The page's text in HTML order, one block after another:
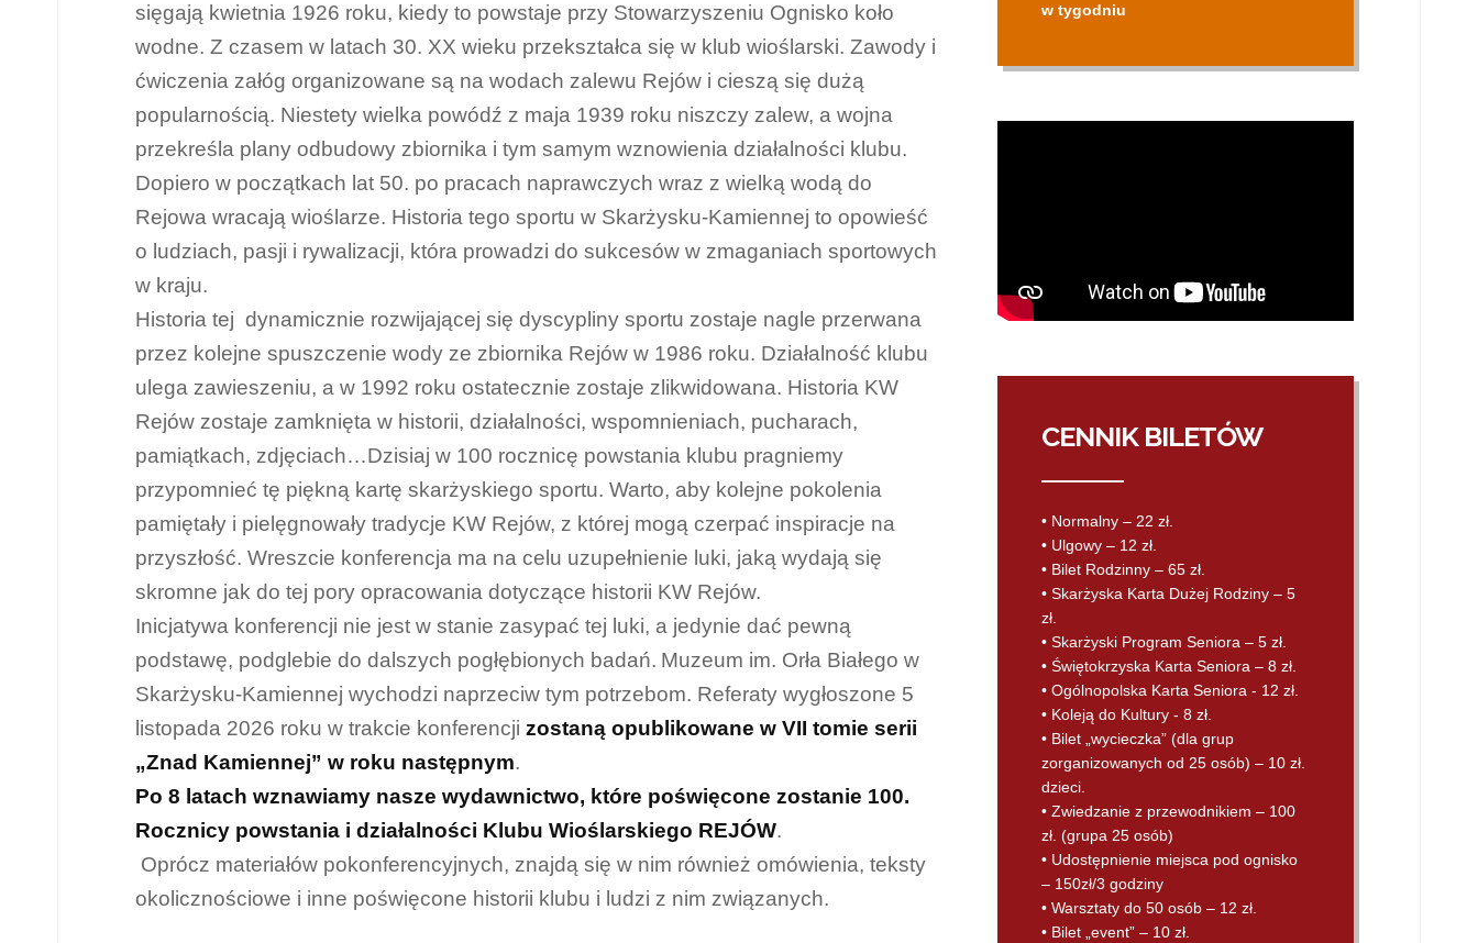
sięgają kwietnia 1926 roku, kiedy to powstaje przy Stowarzyszeniu Ognisko koło
wodne. Z czasem w latach 30. XX wieku przekształca się w klub wioślarski. Zawody i
ćwiczenia załóg organizowane są na wodach zalewu Rejów i cieszą się dużą
popularnością. Niestety wielka powódź z maja 1939 roku niszczy zalew, a wojna
przekreśla plany odbudowy zbiornika i tym samym wznowienia działalności klubu.
Dopiero w początkach lat 50. po pracach naprawczych wraz z wielką wodą do
Rejowa wracają wioślarze. Historia tego sportu w Skarżysku-Kamiennej to opowieść
o ludziach, pasji i rywalizacji, która prowadzi do sukcesów w zmaganiach sportowych
w kraju.
Historia tej dynamicznie rozwijającej się dyscypliny sportu zostaje nagle przerwana
przez kolejne spuszczenie wody ze zbiornika Rejów w 1986 roku. Działalność klubu
ulega zawieszeniu, a w 1992 roku ostatecznie zostaje zlikwidowana. Historia KW
Rejów zostaje zamknięta w historii, działalności, wspomnieniach, pucharach,
pamiątkach, zdjęciach…Dzisiaj w 100 rocznicę powstania klubu pragniemy
przypomnieć tę piękną kartę skarżyskiego sportu. Warto, aby kolejne pokolenia
pamiętały i pielęgnowały tradycje KW Rejów, z której mogą czerpać inspiracje na
przyszłość. Wreszcie konferencja ma na celu uzupełnienie luki, jaką wydają się
skromne jak do tej pory opracowania dotyczące historii KW Rejów.
Inicjatywa konferencji nie jest w stanie zasypać tej luki, a jedynie dać pewną
podstawę, podglebie do dalszych pogłębionych badań. Muzeum im. Orła Białego w
Skarżysku-Kamiennej wychodzi naprzeciw tym potrzebom. Referaty wygłoszone 5
listopada 2026 roku w trakcie konferencji zostaną opublikowane w VII tomie serii
„Znad Kamiennej” w roku następnym.
Po 8 latach wznawiamy nasze wydawnictwo, które poświęcone zostanie 100.
Rocznicy powstania i działalności Klubu Wioślarskiego REJÓW.
Oprócz materiałów pokonferencyjnych, znajdą się w nim również omówienia, teksty
okolicznościowe i inne poświęcone historii klubu i ludzi z nim związanych.
w tygodniu
CENNIK BILETÓW
• Normalny – 22 zł.
• Ulgowy – 12 zł.
• Bilet Rodzinny – 65 zł.
• Skarżyska Karta Dużej Rodziny – 5
zł.
• Skarżyski Program Seniora – 5 zł.
• Świętokrzyska Karta Seniora – 8 zł.
• Ogólnopolska Karta Seniora - 12 zł.
• Koleją do Kultury - 8 zł.
• Bilet „wycieczka” (dla grup
zorganizowanych od 25 osób) – 10 zł.
dzieci.
• Zwiedzanie z przewodnikiem – 100
zł. (grupa 25 osób)
• Udostępnienie miejsca pod ognisko
– 150zł/3 godziny
• Warsztaty do 50 osób – 12 zł.
• Bilet „event” – 10 zł.